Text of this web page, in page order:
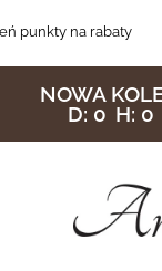
punkty na rabaty
NOWA
D: 0 H: 0